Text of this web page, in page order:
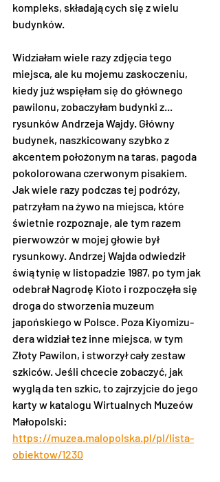
kompleks, składających się z wielu
budynków.
Widziałam wiele razy zdjęcia tego
miejsca, ale ku mojemu zaskoczeniu,
kiedy już wspięłam się do głównego
pawilonu, zobaczyłam budynki z...
rysunków Andrzeja Wajdy. Główny
budynek, naszkicowany szybko z
akcentem położonym na taras, pagoda
pokolorowana czerwonym pisakiem.
Jak wiele razy podczas tej podróży,
patrzyłam na żywo na miejsca, które
świetnie rozpoznaje, ale tym razem
pierwowzór w mojej głowie był
rysunkowy. Andrzej Wajda odwiedził
świątynię w listopadzie 1987, po tym jak
odebrał Nagrodę Kioto i rozpoczęła się
droga do stworzenia muzeum
japońskiego w Polsce. Poza Kiyomizu-
dera widział też inne miejsca, w tym
Złoty Pawilon, i stworzył cały zestaw
szkiców. Jeśli chcecie zobaczyć, jak
wygląda ten szkic, to zajrzyjcie do jego
karty w katalogu Wirtualnych Muzeów
Małopolski:
https://muzea.malopolska.pl/pl/lista-
obiektow/1230